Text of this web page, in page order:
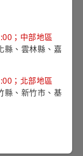
股
澳幣
月配息
；中部地區
縣、雲林縣、嘉
；北部地區
縣、新竹市、基